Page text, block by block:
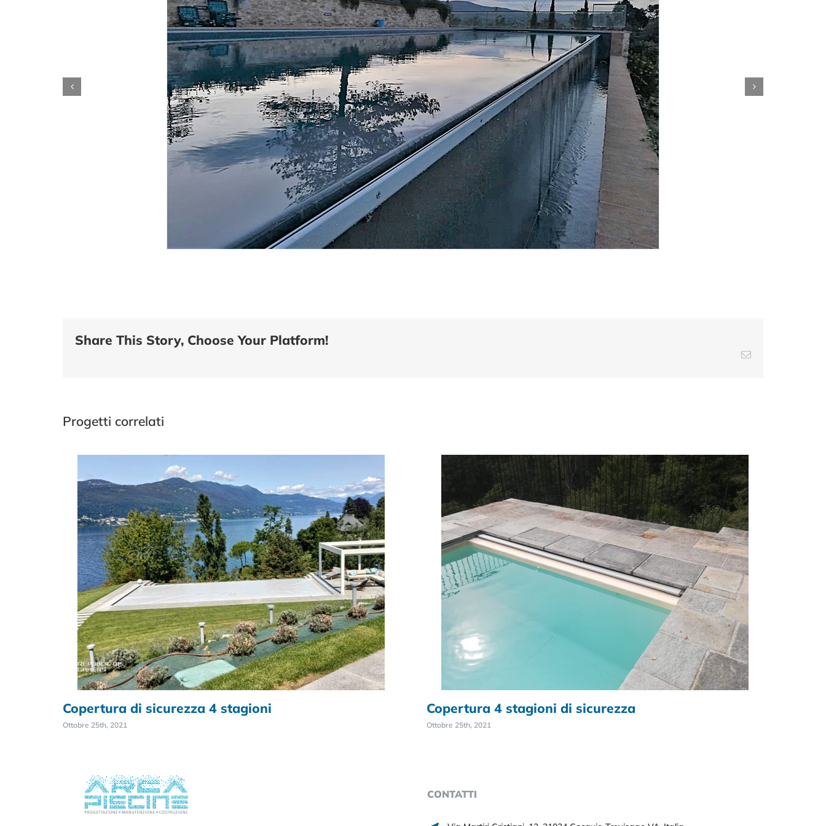
Share This Story, Choose Your Platform!
Email
Progetti correlati
Copertura di sicurezza 4 stagioni
Ottobre 25th, 2021
Copertura 4 stagioni di sicurezza
Ottobre 25th, 2021
CONTATTI